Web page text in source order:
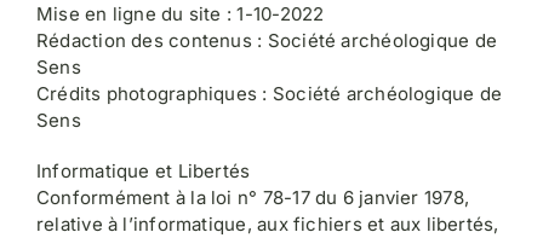
Mise en ligne du site : 1-10-2022
Rédaction des contenus : Société archéologique de
Sens
Crédits photographiques : Société archéologique de
Sens
Informatique et Libertés
Conformément à la loi n° 78-17 du 6 janvier 1978,
relative à l’informatique, aux fichiers et aux libertés,